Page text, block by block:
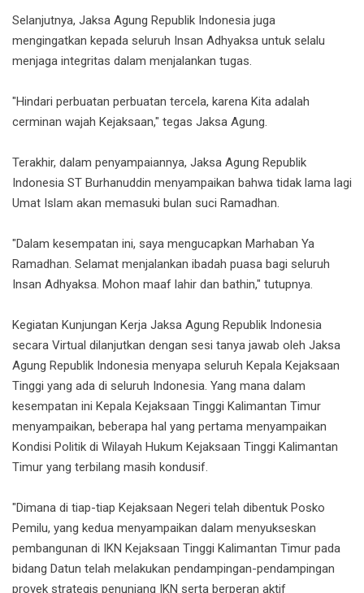
Selanjutnya, Jaksa Agung Republik Indonesia juga
mengingatkan kepada seluruh Insan Adhyaksa untuk selalu
menjaga integritas dalam menjalankan tugas.
"Hindari perbuatan perbuatan tercela, karena Kita adalah
cerminan wajah Kejaksaan," tegas Jaksa Agung.
Terakhir, dalam penyampaiannya, Jaksa Agung Republik
Indonesia ST Burhanuddin menyampaikan bahwa tidak lama lagi
Umat Islam akan memasuki bulan suci Ramadhan.
"Dalam kesempatan ini, saya mengucapkan Marhaban Ya
Ramadhan. Selamat menjalankan ibadah puasa bagi seluruh
Insan Adhyaksa. Mohon maaf lahir dan bathin," tutupnya.
Kegiatan Kunjungan Kerja Jaksa Agung Republik Indonesia
secara Virtual dilanjutkan dengan sesi tanya jawab oleh Jaksa
Agung Republik Indonesia menyapa seluruh Kepala Kejaksaan
Tinggi yang ada di seluruh Indonesia. Yang mana dalam
kesempatan ini Kepala Kejaksaan Tinggi Kalimantan Timur
menyampaikan, beberapa hal yang pertama menyampaikan
Kondisi Politik di Wilayah Hukum Kejaksaan Tinggi Kalimantan
Timur yang terbilang masih kondusif.
"Dimana di tiap-tiap Kejaksaan Negeri telah dibentuk Posko
Pemilu, yang kedua menyampaikan dalam menyukseskan
pembangunan di IKN Kejaksaan Tinggi Kalimantan Timur pada
bidang Datun telah melakukan pendampingan-pendampingan
proyek strategis penunjang IKN serta berperan aktif